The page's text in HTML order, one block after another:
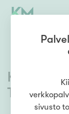
Tampere
sivusto